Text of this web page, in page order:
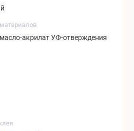
акрилат УФ-отверждения